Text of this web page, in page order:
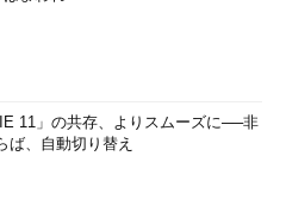
IE 11」の共存、よりスムーズに──非
ば、自動切り替え